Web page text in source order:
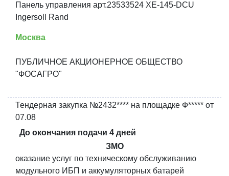
Панель управления арт.23533524 XE-145-DCU
Ingersoll Rand
Москва
ПУБЛИЧНОЕ АКЦИОНЕРНОЕ ОБЩЕСТВО
"ФОСАГРО"
Тендерная закупка №2432**** на площадке Ф***** от
07.08
До окончания подачи 4 дней
ЗМО
оказание услуг по техническому обслуживанию
модульного ИБП и аккумуляторных батарей